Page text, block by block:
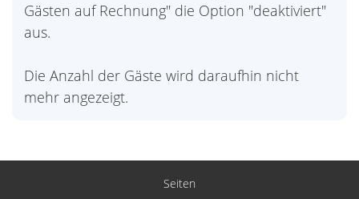
Gästen auf Rechnung" die Option "deaktiviert"
aus.
Die Anzahl der Gäste wird daraufhin nicht
mehr angezeigt.
Seiten